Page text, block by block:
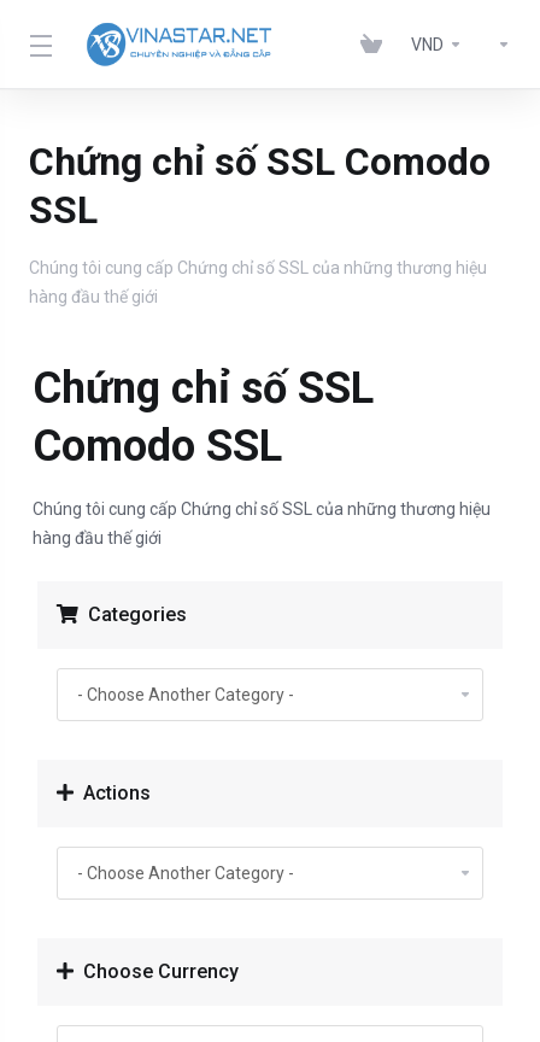
VND
Chứng chỉ số SSL Comodo
SSL
Chúng tôi cung cấp Chứng chỉ số SSL của những thương hiệu
hàng đầu thế giới
Chứng chỉ số SSL
Comodo SSL
Chúng tôi cung cấp Chứng chỉ số SSL của những thương hiệu
hàng đầu thế giới
Categories
Actions
Choose Currency